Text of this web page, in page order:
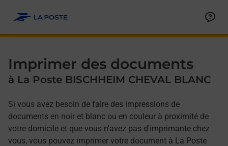
Imprimer des documents
à La Poste BISCHHEIM CHEVAL BLANC
Si vous avez besoin de faire des impressions de
documents en noir et blanc ou en couleur à proximité de
votre domicile et que vous n'avez pas d'imprimante chez
vous, vous pouvez imprimer votre document à La Poste